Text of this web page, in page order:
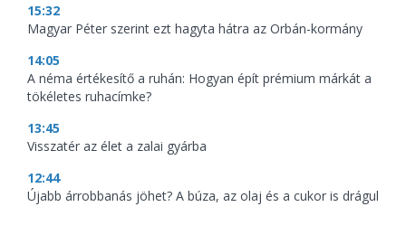
15:32
Magyar Péter szerint ezt hagyta hátra az Orbán-kormány
14:05
A néma értékesítő a ruhán: Hogyan épít prémium márkát a
tökéletes ruhacímke?
13:45
Visszatér az élet a zalai gyárba
12:44
Újabb árrobbanás jöhet? A búza, az olaj és a cukor is drágul